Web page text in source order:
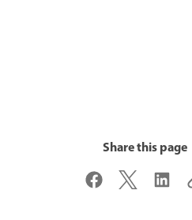
Share this page